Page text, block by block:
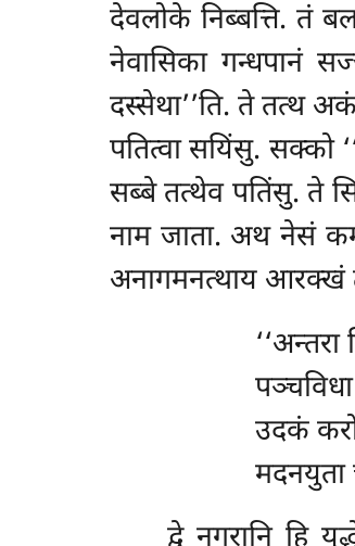
देवलोके निब्बत्ति. तं
नेवासिका गन्धपानं
दस्सेथा’’ति. ते तत्थ
पतित्वा सयिंसु. सक्को
सब्बे तत्थेव पतिंसु. ते
नाम जाता. अथ नेसं
अनागमनत्थाय आरक्खं
उदकं
मदनयुता